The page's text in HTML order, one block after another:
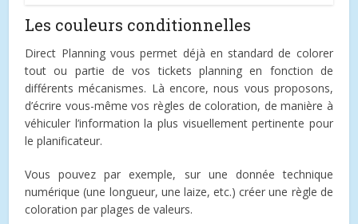
Les couleurs conditionnelles
Direct Planning vous permet déjà en standard de colorer
tout ou partie de vos tickets planning en fonction de
différents mécanismes. Là encore, nous vous proposons,
d’écrire vous-même vos règles de coloration, de manière à
véhiculer l’information la plus visuellement pertinente pour
le planificateur.
Vous pouvez par exemple, sur une donnée technique
numérique (une longueur, une laize, etc.) créer une règle de
coloration par plages de valeurs.